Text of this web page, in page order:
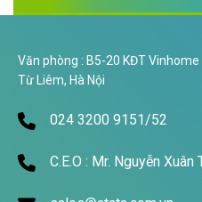
Văn phòng : B5-20 KĐT Vinhome
Từ Liêm, Hà Nội
024 3200 9151/52
C.E.O : Mr. Nguyễn